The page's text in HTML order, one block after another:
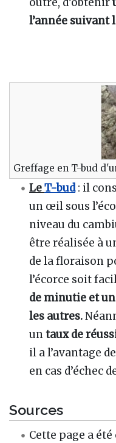
l’année suivant
Greffage en T-bud
LeT-bud: il
un œil sous
niveau du
être réalisée à
de la floraison
l’écorce soit
de minutie et
les autres.
untaux de
il a l’avantage
en cas d’échec
Sources
Cette page a